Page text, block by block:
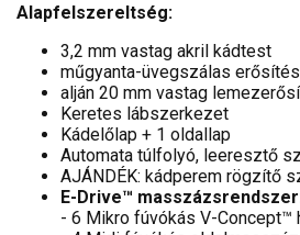
Alapfelszereltség:
3,2 mm vastag akril kádtest
műgyanta-üvegszálas
alján 20 mm vastag
Keretes lábszerkezet
Kádelőlap + 1 oldallap
Automata túlfolyó, leeresztő
AJÁNDÉK: kádperem rögzítő
E-Drive™
- 6 Mikro fúvókás V-Concept™